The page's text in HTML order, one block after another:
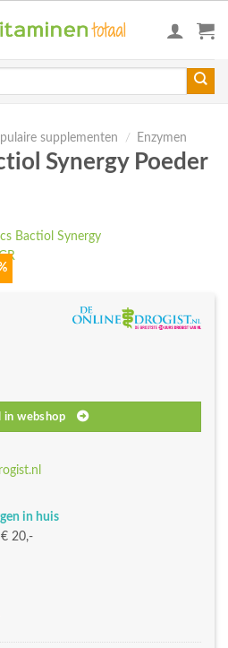
supplementen / Enzymen
Synergy Poeder
in webshop
in huis
20,-